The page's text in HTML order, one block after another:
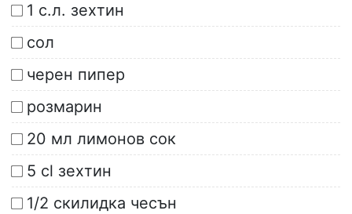
1 с.л. зехтин
сол
черен пипер
розмарин
20 мл лимонов сок
5 cl зехтин
1/2 скилидка чесън